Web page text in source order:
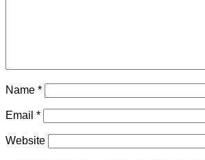
Name *
Email *
Website